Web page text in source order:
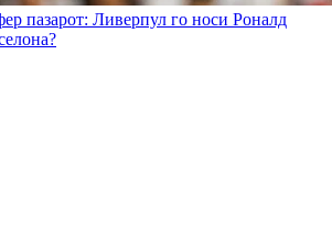
пазарот: Ливерпул го носи Роналд